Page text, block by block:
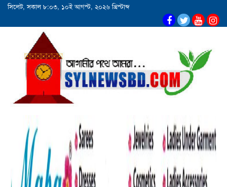
সিলেট, সকাল ৮:০৩, ১০ই আগস্ট, ২০২৬ খ্রিস্টাব্দ